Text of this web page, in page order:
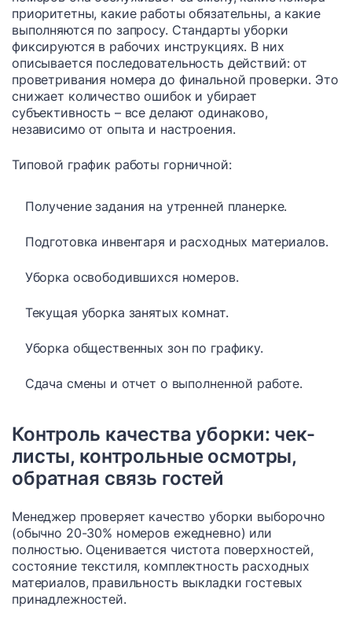
приоритетны, какие работы обязательны, а какие
выполняются по запросу. Стандарты уборки
фиксируются в рабочих инструкциях. В них
описывается последовательность действий: от
проветривания номера до финальной проверки. Это
снижает количество ошибок и убирает
субъективность – все делают одинаково,
независимо от опыта и настроения.
Типовой график работы горничной:
Получение задания на утренней планерке.
Подготовка инвентаря и расходных материалов.
Уборка освободившихся номеров.
Текущая уборка занятых комнат.
Уборка общественных зон по графику.
Сдача смены и отчет о выполненной работе.
Контроль качества уборки: чек-
листы, контрольные осмотры,
обратная связь гостей
Менеджер проверяет качество уборки выборочно
(обычно 20-30% номеров ежедневно) или
полностью. Оценивается чистота поверхностей,
состояние текстиля, комплектность расходных
материалов, правильность выкладки гостевых
принадлежностей.